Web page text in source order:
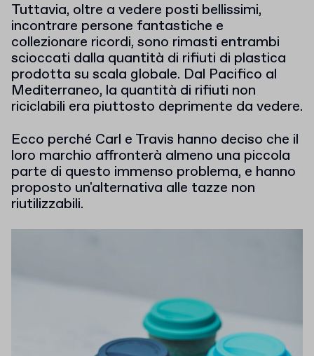
Tuttavia, oltre a vedere posti bellissimi,
incontrare persone fantastiche e
collezionare ricordi, sono rimasti entrambi
scioccati dalla quantità di rifiuti di plastica
prodotta su scala globale. Dal Pacifico al
Mediterraneo, la quantità di rifiuti non
riciclabili era piuttosto deprimente da vedere.
Ecco perché Carl e Travis hanno deciso che il
loro marchio affronterà almeno una piccola
parte di questo immenso problema, e hanno
proposto un'alternativa alle tazze non
riutilizzabili.